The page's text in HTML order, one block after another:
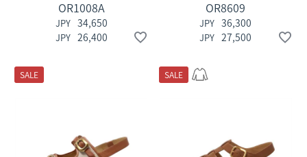
OR1008A
34,650
26,400
OR8609
36,300
27,500
SALE SALE